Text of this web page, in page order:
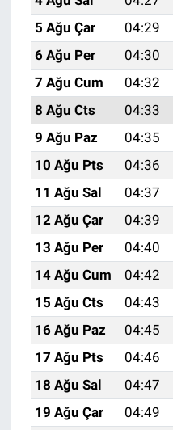
5 Ağu Çar
04:29
6 Ağu Per
04:30
7 Ağu Cum
04:32
8 Ağu Cts
04:33
9 Ağu Paz
04:35
10 Ağu Pts
04:36
11 Ağu Sal
04:37
12 Ağu Çar
04:39
13 Ağu Per
04:40
14 Ağu Cum
04:42
15 Ağu Cts
04:43
16 Ağu Paz
04:45
17 Ağu Pts
04:46
18 Ağu Sal
04:47
19 Ağu Çar
04:49